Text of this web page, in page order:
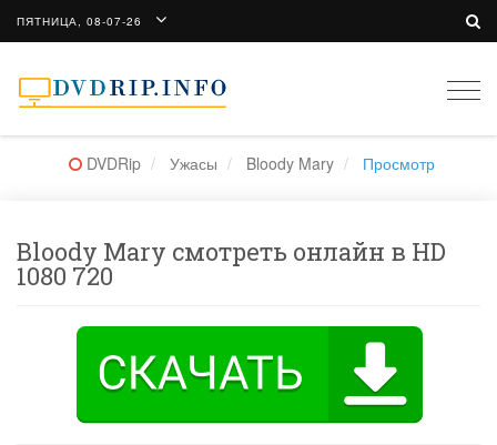
ПЯТНИЦА, 08-07-26
DVDRip Ужасы Bloody Mary Просмотр
Bloody Mary смотреть онлайн в HD
1080 720